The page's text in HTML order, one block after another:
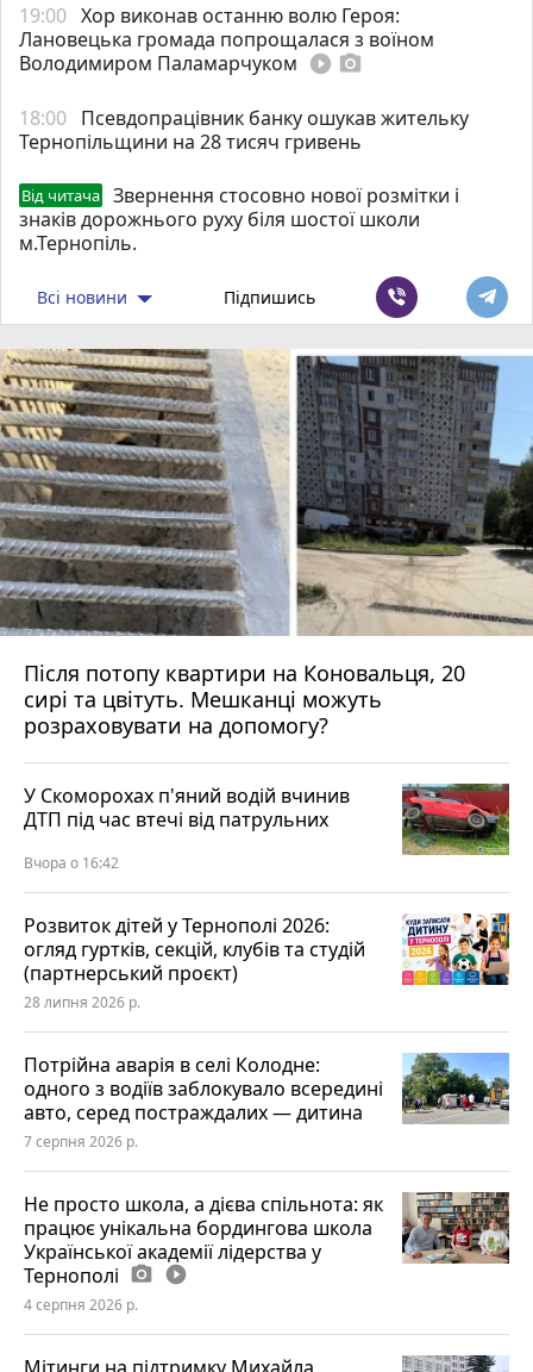
19:00 Хор виконав останню волю Героя:
Лановецька громада попрощалася з воїном
Володимиром Паламарчуком play_circle_filled photo_camera
18:00 Псевдопрацівник банку ошукав жительку
Тернопільщини на 28 тисяч гривень
Від читача
Звернення стосовно нової розмітки і
знаків дорожнього руху біля шостої школи
м.Тернопіль.
Всі новини Підпишись
Після потопу квартири на Коновальця, 20
сирі та цвітуть. Мешканці можуть
розраховувати на допомогу?
У Скоморохах п'яний водій вчинив
ДТП під час втечі від патрульних
Вчора о 16:42
Розвиток дітей у Тернополі 2026:
огляд гуртків, секцій, клубів та студій
(партнерський проєкт)
28 липня 2026 р.
Потрійна аварія в селі Колодне:
одного з водіїв заблокувало всередині
авто, серед постраждалих — дитина
7 серпня 2026 р.
Не просто школа, а дієва спільнота: як
працює унікальна бордингова школа
Української академії лідерства у
Тернополі photo_camera play_circle_filled
4 серпня 2026 р.